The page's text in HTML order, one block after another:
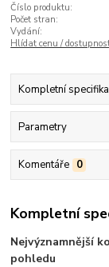
Číslo produktu:
Počet stran:
Vydání:
Hlídat cenu /
Kompletní
Parametry
Komentáře 0
Kompletní
Nejvýznamnější
pohledu